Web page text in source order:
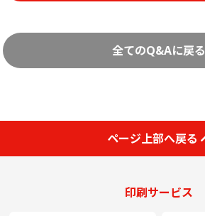
全てのQ&Aに戻る
ページ上部へ戻る
印刷サービス